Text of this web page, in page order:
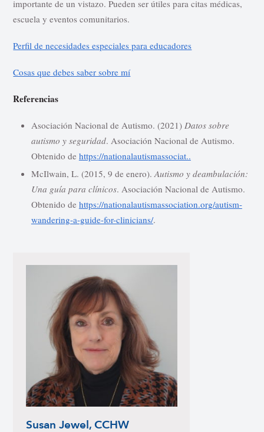
importante de un vistazo. Pueden ser útiles para citas médicas,
escuela y eventos comunitarios.
Perfil de necesidades especiales para educadores
Cosas que debes saber sobre mí
Referencias
Asociación Nacional de Autismo. (2021) Datos sobre
autismo y seguridad. Asociación Nacional de Autismo.
Obtenido de https://nationalautismassociat..
McIlwain, L. (2015, 9 de enero). Autismo y deambulación:
Una guía para clínicos. Asociación Nacional de Autismo.
Obtenido de https://nationalautismassociation.org/autism-
wandering-a-guide-for-clinicians/.
Susan Jewel, CCHW